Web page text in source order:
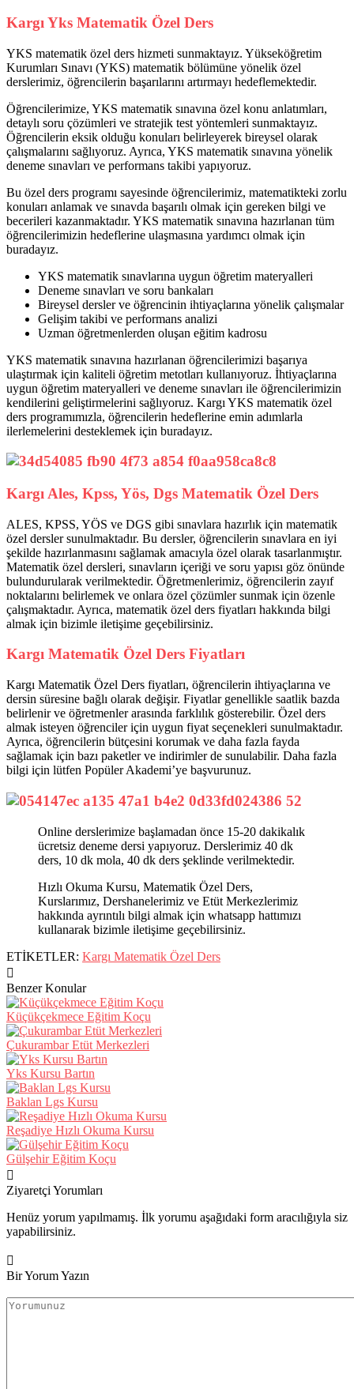
Kargı Yks Matematik Özel Ders
YKS matematik özel ders hizmeti sunmaktayız. Yükseköğretim
Kurumları Sınavı (YKS) matematik bölümüne yönelik özel
derslerimiz, öğrencilerin başarılarını artırmayı hedeflemektedir.
Öğrencilerimize, YKS matematik sınavına özel konu anlatımları,
detaylı soru çözümleri ve stratejik test yöntemleri sunmaktayız.
Öğrencilerin eksik olduğu konuları belirleyerek bireysel olarak
çalışmalarını sağlıyoruz. Ayrıca, YKS matematik sınavına yönelik
deneme sınavları ve performans takibi yapıyoruz.
Bu özel ders programı sayesinde öğrencilerimiz, matematikteki zorlu
konuları anlamak ve sınavda başarılı olmak için gereken bilgi ve
becerileri kazanmaktadır. YKS matematik sınavına hazırlanan tüm
öğrencilerimizin hedeflerine ulaşmasına yardımcı olmak için
buradayız.
YKS matematik sınavlarına uygun öğretim materyalleri
Deneme sınavları ve soru bankaları
Bireysel dersler ve öğrencinin ihtiyaçlarına yönelik çalışmalar
Gelişim takibi ve performans analizi
Uzman öğretmenlerden oluşan eğitim kadrosu
YKS matematik sınavına hazırlanan öğrencilerimizi başarıya
ulaştırmak için kaliteli öğretim metotları kullanıyoruz. İhtiyaçlarına
uygun öğretim materyalleri ve deneme sınavları ile öğrencilerimizin
kendilerini geliştirmelerini sağlıyoruz. Kargı YKS matematik özel
ders programımızla, öğrencilerin hedeflerine emin adımlarla
ilerlemelerini desteklemek için buradayız.
Kargı Ales, Kpss, Yös, Dgs Matematik Özel Ders
ALES, KPSS, YÖS ve DGS gibi sınavlara hazırlık için matematik
özel dersler sunulmaktadır. Bu dersler, öğrencilerin sınavlara en iyi
şekilde hazırlanmasını sağlamak amacıyla özel olarak tasarlanmıştır.
Matematik özel dersleri, sınavların içeriği ve soru yapısı göz önünde
bulundurularak verilmektedir. Öğretmenlerimiz, öğrencilerin zayıf
noktalarını belirlemek ve onlara özel çözümler sunmak için özenle
çalışmaktadır. Ayrıca, matematik özel ders fiyatları hakkında bilgi
almak için bizimle iletişime geçebilirsiniz.
Kargı Matematik Özel Ders Fiyatları
Kargı Matematik Özel Ders fiyatları, öğrencilerin ihtiyaçlarına ve
dersin süresine bağlı olarak değişir. Fiyatlar genellikle saatlik bazda
belirlenir ve öğretmenler arasında farklılık gösterebilir. Özel ders
almak isteyen öğrenciler için uygun fiyat seçenekleri sunulmaktadır.
Ayrıca, öğrencilerin bütçesini korumak ve daha fazla fayda
sağlamak için bazı paketler ve indirimler de sunulabilir. Daha fazla
bilgi için lütfen Popüler Akademi’ye başvurunuz.
Online derslerimize başlamadan önce 15-20 dakikalık
ücretsiz deneme dersi yapıyoruz. Derslerimiz 40 dk
ders, 10 dk mola, 40 dk ders şeklinde verilmektedir.
Hızlı Okuma Kursu, Matematik Özel Ders,
Kurslarımız, Dershanelerimiz ve Etüt Merkezlerimiz
hakkında ayrıntılı bilgi almak için whatsapp hattımızı
kullanarak bizimle iletişime geçebilirsiniz.
ETİKETLER: Kargı Matematik Özel Ders
Benzer Konular
Küçükçekmece Eğitim Koçu
Çukurambar Etüt Merkezleri
Yks Kursu Bartın
Baklan Lgs Kursu
Reşadiye Hızlı Okuma Kursu
Gülşehir Eğitim Koçu
Ziyaretçi Yorumları
Henüz yorum yapılmamış. İlk yorumu aşağıdaki form aracılığıyla siz
yapabilirsiniz.
Bir Yorum Yazın